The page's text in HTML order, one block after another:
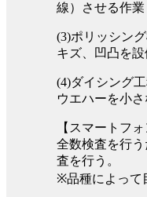
線）させる作業
(3)ポリッシン
キズ、凹凸を
(4)ダイシング
ウエハーを小
【スマートフ
全数検査を行
査を行う。
※品種によって